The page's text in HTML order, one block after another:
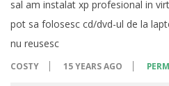
sal am instalat xp profesional in
pot sa folosesc cd/dvd-ul de la
nu reusesc
COSTY 15 YEARS AGO